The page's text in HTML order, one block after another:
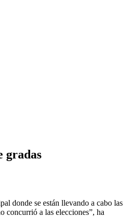
gradas
donde se están llevando a cabo las
concurrió a las elecciones”, ha